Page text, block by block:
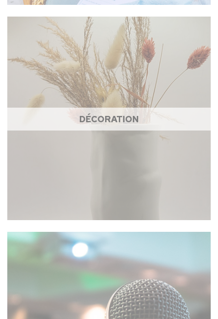
DÉCORATION